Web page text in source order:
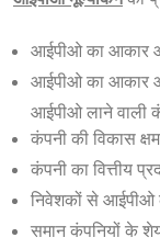
आईपीओ का आकार
आईपीओ का आकार
आईपीओ लाने वाली
कंपनी की विकास
कंपनी का वित्तीय
निवेशकों से आईपीओ
समान कंपनियों के